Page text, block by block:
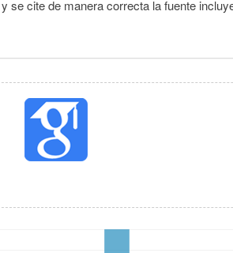
y se cite de manera correcta la fuente